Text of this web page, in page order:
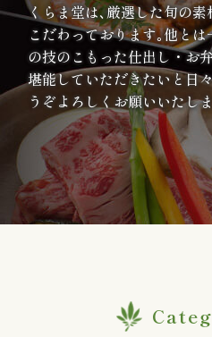
種
類
か
ら
選
ぶ
くらま堂は､厳選した旬の
こだわっております｡他と
の技のこもった仕出し・お
堪能していただきたいと日
うぞよろしくお願いいたし